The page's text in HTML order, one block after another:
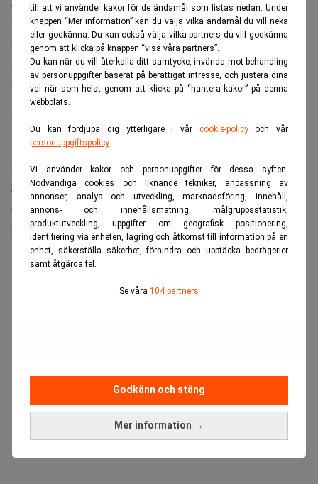
till att vi använder kakor för de ändamål som listas nedan. Under
knappen “Mer information” kan du välja vilka ändamål du vill neka
eller godkänna. Du kan också välja vilka partners du vill godkänna
genom att klicka på knappen “visa våra partners”.
Du kan när du vill återkalla ditt samtycke, invända mot behandling
av personuppgifter baserat på berättigat intresse, och justera dina
val när som helst genom att klicka på “hantera kakor” på denna
webbplats.
Du kan fördjupa dig ytterligare i vår cookie-policyoch vår
personuppgiftspolicy.
Vi använder kakor och personuppgifter för dessa syften:
Nödvändiga cookies och liknande tekniker, anpassning av
annonser, analys och utveckling, marknadsföring, innehåll,
annons- och innehållsmätning, målgruppsstatistik,
produktutveckling, uppgifter om geografisk positionering,
identifiering via enheten, lagring och åtkomst till information på en
enhet, säkerställa säkerhet, förhindra och upptäcka bedrägerier
samt åtgärda fel.
Se våra 104 partners
Mer information →
Godkänn och stäng
omkring en kvarts miljon kronor, enligt en undersökning
från ECB somEuronewsrefererar till.
Många miljonärer på Malta
Skillnaderna mellan länderna är dock stora. Malta sticker
ut med en medianförmögenhet på 257 500 euro för dessa
yngre vuxna, följt av Luxemburg med 135 000 euro.
Belgien placerar sig därefter med omkring 97 200 euro.
I andra änden av skalan återfinns Finland, där
medianförmögenheten bland unga uppgår till endast 5 700
euro.
Grekland följer med 9 900 euro, medan Österrike och
Lettland också ligger långt under genomsnittet.
ANNONS